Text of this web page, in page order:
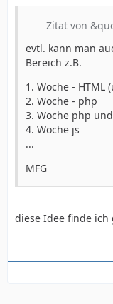
Zitat von
evtl. kann man
Bereich z.B.
1. Woche - HTML
2. Woche - php
3. Woche php
4. Woche js
...
MFG
diese Idee finde ich